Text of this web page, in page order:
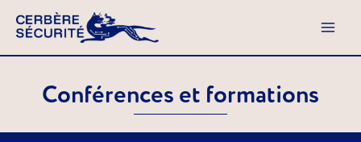
Conférences et formations